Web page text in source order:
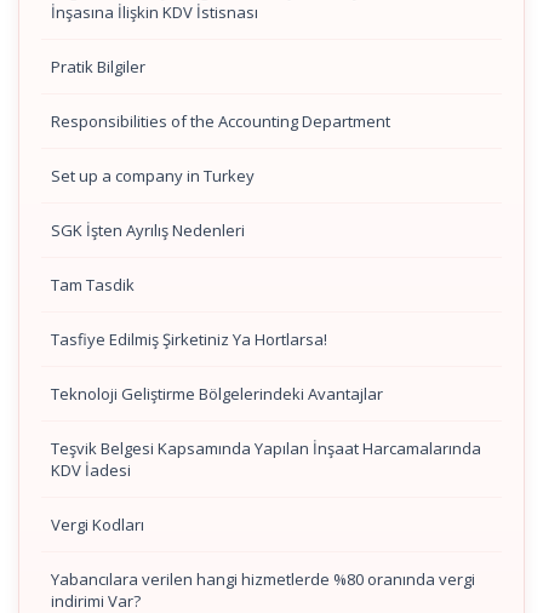
İnşasına İlişkin KDV İstisnası
Pratik Bilgiler
Responsibilities of the Accounting Department
Set up a company in Turkey
SGK İşten Ayrılış Nedenleri
Tam Tasdik
Tasfiye Edilmiş Şirketiniz Ya Hortlarsa!
Teknoloji Geliştirme Bölgelerindeki Avantajlar
Teşvik Belgesi Kapsamında Yapılan İnşaat Harcamalarında
KDV İadesi
Vergi Kodları
Yabancılara verilen hangi hizmetlerde %80 oranında vergi
indirimi Var?